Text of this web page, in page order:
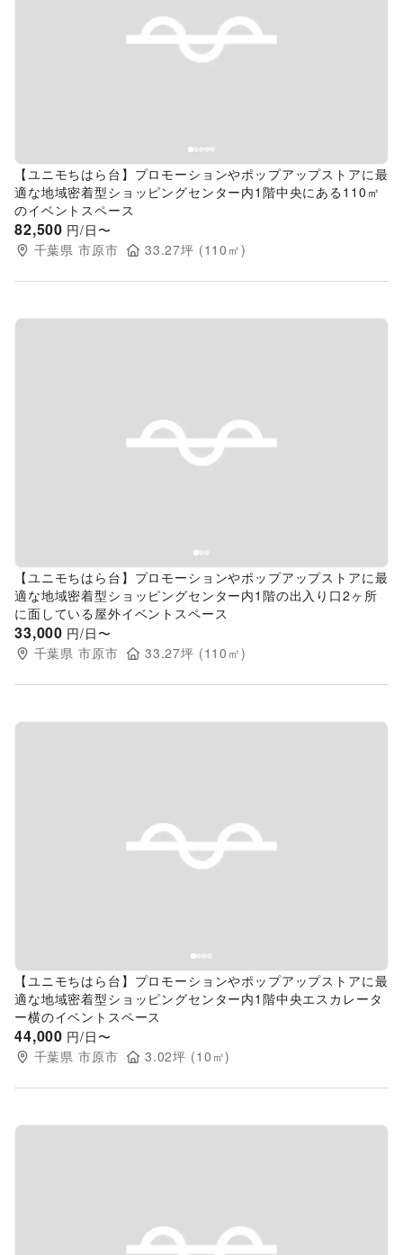
Previous slide
【ユニモちはら台】プロモーションやポップアップストアに最
適な地域密着型ショッピングセンター内1階中央にある110㎡
のイベントスペース
82,500 円/日〜
千葉県 市原市 33.27坪 (110 ㎡)
Previous slide
【ユニモちはら台】プロモーションやポップアップストアに最
適な地域密着型ショッピングセンター内1階の出入り口2ヶ所
に面している屋外イベントスペース
33,000 円/日〜
千葉県 市原市 33.27坪 (110 ㎡)
Previous slide
【ユニモちはら台】プロモーションやポップアップストアに最
適な地域密着型ショッピングセンター内1階中央エスカレータ
ー横のイベントスペース
44,000 円/日〜
千葉県 市原市 3.02坪 (10 ㎡)